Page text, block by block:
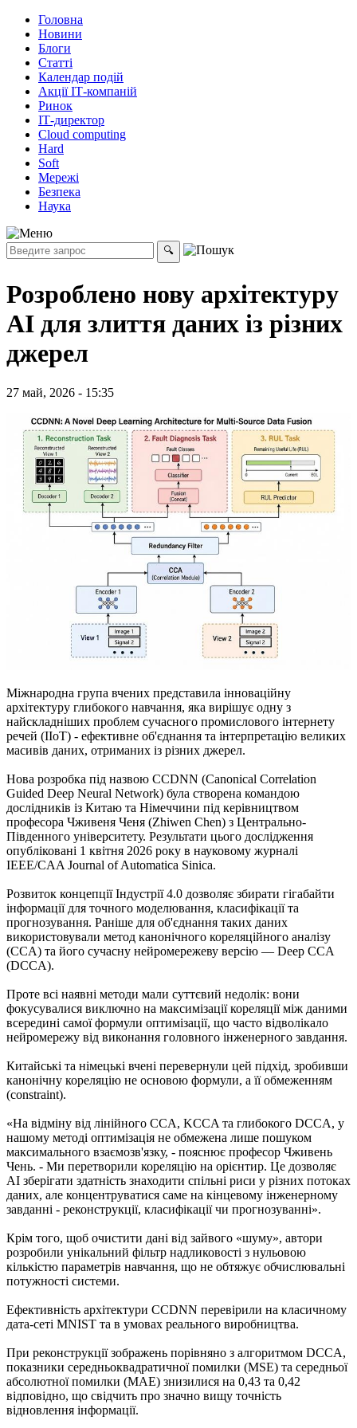
Головна
Новини
Блоги
Статті
Календар подій
Акції ІТ-компаній
Ринок
ІТ-директор
Cloud computing
Hard
Soft
Мережі
Безпека
Наука
Розроблено нову архітектуру
AI для злиття даних із різних
джерел
27 май, 2026 - 15:35
Міжнародна група вчених представила інноваційну
архітектуру глибокого навчання, яка вирішує одну з
найскладніших проблем сучасного промислового інтернету
речей (IIoT) - ефективне об'єднання та інтерпретацію великих
масивів даних, отриманих із різних джерел.
Нова розробка під назвою CCDNN (Canonical Correlation
Guided Deep Neural Network) була створена командою
дослідників із Китаю та Німеччини під керівництвом
професора Чживеня Ченя (Zhiwen Chen) з Центрально-
Південного університету. Результати цього дослідження
опубліковані 1 квітня 2026 року в науковому журналі
IEEE/CAA Journal of Automatica Sinica.
Розвиток концепції Індустрії 4.0 дозволяє збирати гігабайти
інформації для точного моделювання, класифікації та
прогнозування. Раніше для об'єднання таких даних
використовували метод канонічного кореляційного аналізу
(CCA) та його сучасну нейромережеву версію — Deep CCA
(DCCA).
Проте всі наявні методи мали суттєвий недолік: вони
фокусувалися виключно на максимізації кореляції між даними
всередині самої формули оптимізації, що часто відволікало
нейромережу від виконання головного інженерного завдання.
Китайські та німецькі вчені перевернули цей підхід, зробивши
канонічну кореляцію не основою формули, а її обмеженням
(constraint).
«На відміну від лінійного CCA, KCCA та глибокого DCCA, у
нашому методі оптимізація не обмежена лише пошуком
максимального взаємозв'язку, - пояснює професор Чживень
Чень. - Ми перетворили кореляцію на орієнтир. Це дозволяє
AI зберігати здатність знаходити спільні риси у різних потоках
даних, але концентруватися саме на кінцевому інженерному
завданні - реконструкції, класифікації чи прогнозуванні».
Крім того, щоб очистити дані від зайвого «шуму», автори
розробили унікальний фільтр надликовості з нульовою
кількістю параметрів навчання, що не обтяжує обчислювальні
потужності системи.
Ефективність архітектури CCDNN перевірили на класичному
дата-сеті MNIST та в умовах реального виробництва.
При реконструкції зображень порівняно з алгоритмом DCCA,
показники середньоквадратичної помилки (MSE) та середньої
абсолютної помилки (MAE) знизилися на 0,43 та 0,42
відповідно, що свідчить про значно вищу точність
відновлення інформації.